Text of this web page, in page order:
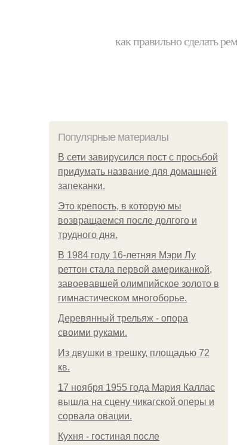
как правильно сделать
Популярные материалы
В сети завирусился пост с просьбой
придумать название для домашней
запеканки.
Это крепость, в которую мы
возвращаемся после долгого и
трудного дня.
В 1984 году 16-летняя Мэри Лу
реттон стала первой американкой,
завоевавшей олимпийское золото в
гимнастическом многоборье.
Деревянный трельяж - опора
своими руками.
Из двушки в трешку, площадью 72
кв.
17 ноября 1955 года Мария Каллас
вышла на сцену чикагской оперы и
сорвала овации.
Кухня - гостиная после